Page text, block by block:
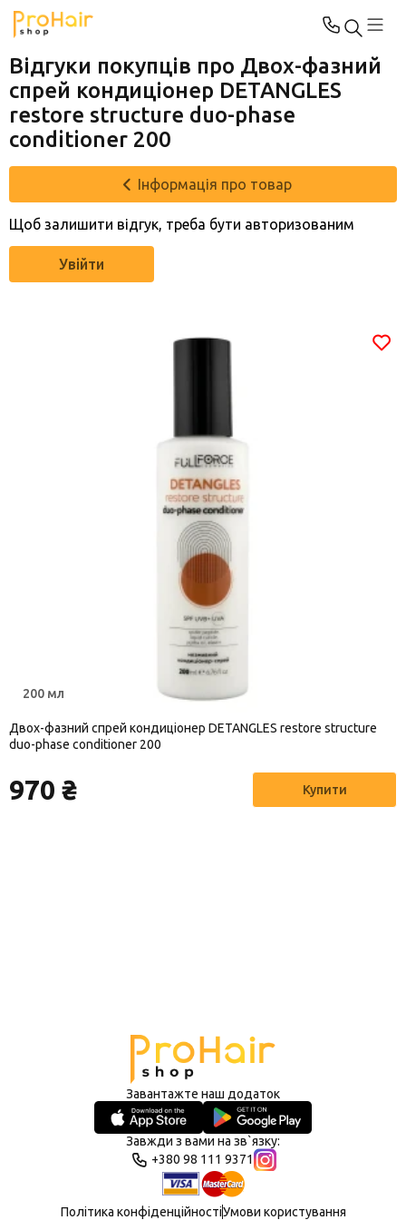
Відгуки покупців про Двох-фазний
спрей кондиціонер DETANGLES
restore structure duo-phase
conditioner 200
Інформація про товар
Щоб залишити відгук, треба бути авторизованим
Увійти
200 мл
Двох-фазний спрей кондиціонер DETANGLES restore structure
duo-phase conditioner 200
970 ₴ Купити
Завантажте наш додаток
Завжди з вами на зв`язку:
+380 98 111 9371
Політика конфіденційностіУмови користування